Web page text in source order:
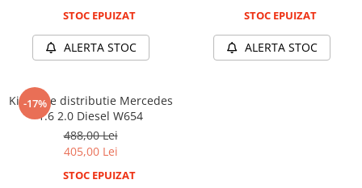
Peugeot
Rover
Saab
STOC EPUIZAT
ALERTA STOC
STOC EPUIZAT
ALERTA STOC
-17%
Kit fixare distributie Mercedes
1.6 2.0 Diesel W654
488,00 Lei
405,00 Lei
STOC EPUIZAT